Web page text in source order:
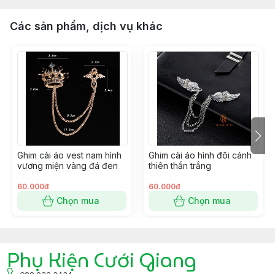
Các sản phẩm, dịch vụ khác
Ghim cài áo vest nam hình
vương miện vàng đá đen
60.000đ
Chọn mua
Ghim cài áo hình đôi cánh
thiên thần trắng
60.000đ
Chọn mua
Phụ Kiện Cưới Giang